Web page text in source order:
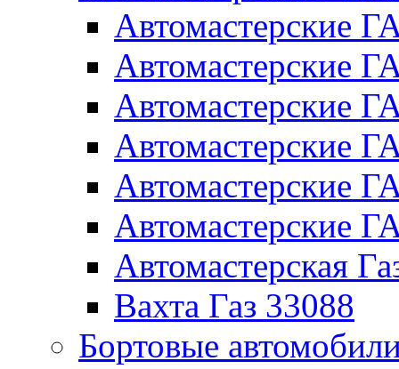
Автомастерские
Автомастерские
Автомастерские
Автомастерские
Автомастерские
Автомастерская
Вахта Газ 33088
Бортовые